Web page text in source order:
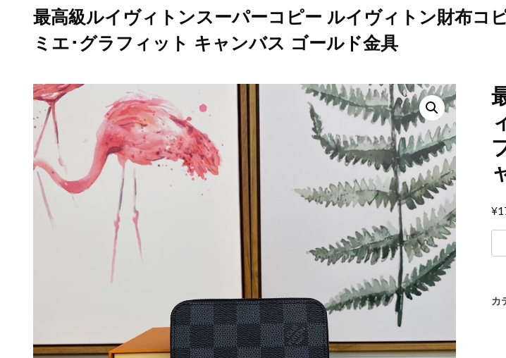
最高級ルイヴィトンスーパーコピー ルイヴィトン財布
ミエ･グラフィット キャンバス ゴールド金具
¥
高
イ
カ